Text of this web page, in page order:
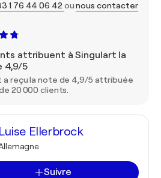
1 76 44 06 42 ounous contacter
attribuent à Singulart la
4,9/5
a reçu la note de 4,9/5 attribuée
20 000 clients.
Luise Ellerbrock
Suivre